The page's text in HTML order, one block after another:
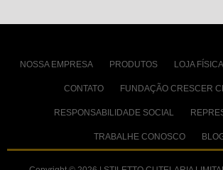
NOSSA EMPRESA PRODUTOS LOJA FÍSICA
CONTATO FUNDAÇÃO CRESCER
RESPONSABILIDADE SOCIAL
TRABALHE CONOSCO